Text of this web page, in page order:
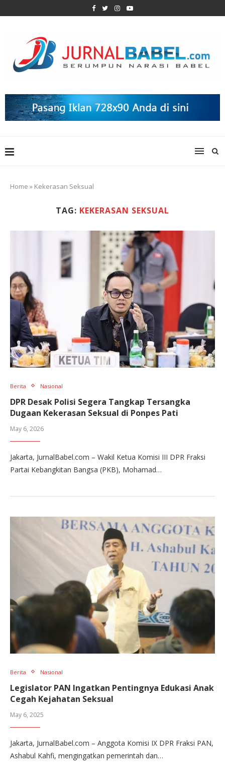
Home » Kekerasan Seksual
TAG: KEKERASAN SEKSUAL
Berita Nasional
DPR Desak Polisi Segera Tangkap Tersangka
Dugaan Kekerasan Seksual di Ponpes Pati
May 6, 2026
Jakarta, JurnalBabel.com – Wakil Ketua Komisi III DPR Fraksi
Partai Kebangkitan Bangsa (PKB), Mohamad…
Berita Nasional
Legislator PAN Ingatkan Pentingnya Edukasi Anak
Cegah Kejahatan Seksual
May 6, 2025
Jakarta, JurnalBabel.com – Anggota Komisi IX DPR Fraksi PAN,
Ashabul Kahfi, mengingatkan pemerintah dan…